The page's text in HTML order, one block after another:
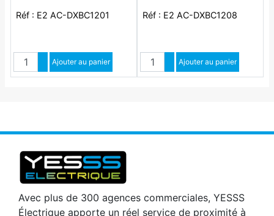
Réf : E2 AC-DXBC1201
QuantitéAugmenter quantité
Diminuer quantité
Ajouter au panier
Réf : E2 AC-DXBC1208
QuantitéAugmenter quantité
Diminuer quantité
Ajouter au panier
Avec plus de 300 agences commerciales, YESSS
Électrique apporte un réel service de proximité à